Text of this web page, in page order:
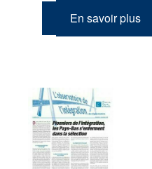
En savoir plus